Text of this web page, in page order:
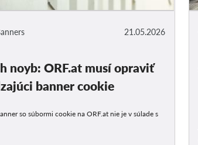
21.05.2026
noyb: ORF.at musí opraviť
banner cookie
so súbormi cookie na ORF.at nie je v súlade s